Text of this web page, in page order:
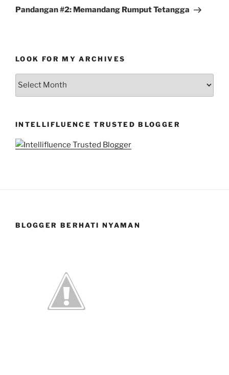
Post
Pandangan #2: Memandang Rumput Tetangga
LOOK FOR MY ARCHIVES
LOOK
INTELLIFLUENCE TRUSTED BLOGGER
BLOGGER BERHATI NYAMAN